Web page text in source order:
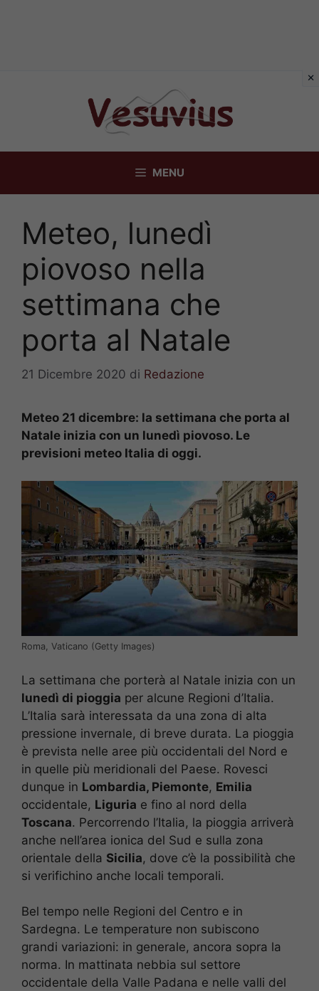
MENU
Meteo, lunedì
piovoso nella
settimana che
porta al Natale
21 Dicembre 2020 di Redazione
Meteo 21 dicembre: la settimana che porta al
Natale inizia con un lunedì piovoso. Le
previsioni meteo Italia di oggi.
Roma, Vaticano (Getty Images)
La settimana che porterà al Natale inizia con un
lunedì di pioggia per alcune Regioni d’Italia.
L’Italia sarà interessata da una zona di alta
pressione invernale, di breve durata. La pioggia
è prevista nelle aree più occidentali del Nord e
in quelle più meridionali del Paese. Rovesci
dunque in Lombardia, Piemonte, Emilia
occidentale, Liguria e fino al nord della
Toscana. Percorrendo l’Italia, la pioggia arriverà
anche nell’area ionica del Sud e sulla zona
orientale della Sicilia, dove c’è la possibilità che
si verifichino anche locali temporali.
Bel tempo nelle Regioni del Centro e in
Sardegna. Le temperature non subiscono
grandi variazioni: in generale, ancora sopra la
norma. In mattinata nebbia sul settore
occidentale della Valle Padana e nelle valli del